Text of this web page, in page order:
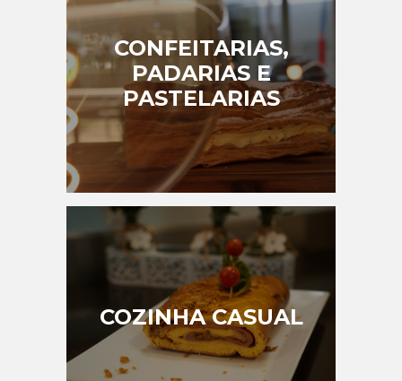
CONFEITARIAS,
PADARIAS E
PASTELARIAS
COZINHA CASUAL